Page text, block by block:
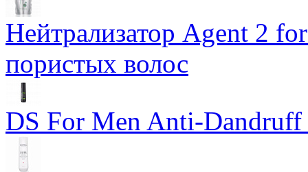
Нейтрализатор Agent 2
пористых волос
DS For Men Anti-Dandruff